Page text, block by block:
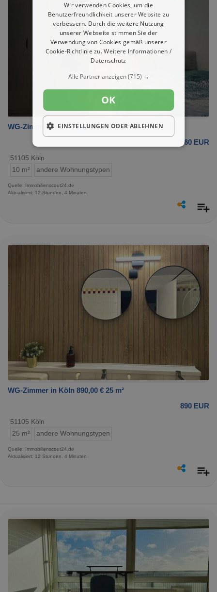
WG-Zimmer in Köln 860,00 € 10 m²
860 EUR
51105 Köln
10 m²
andere Wohnungstypen
Quelle: Immobilienscout24.de
Aktualisiert: 12 Stunden, 4 Minuten
WG-Zimmer in Köln 890,00 € 25 m²
890 EUR
51105 Köln
25 m²
andere Wohnungstypen
Quelle: Immobilienscout24.de
Aktualisiert: 12 Stunden, 4 Minuten
Wir verwenden Cookies, um die
Benutzerfreundlichkeit unserer Website zu
verbessern. Durch die weitere Nutzung
unserer Webseite stimmen Sie der
Verwendung von Cookies gemäß unserer
Cookie-Richtlinie zu.Weitere Informationen /
Datenschutz
Alle Partner anzeigen(715) →
OK
EINSTELLUNGEN ODER ABLEHNEN